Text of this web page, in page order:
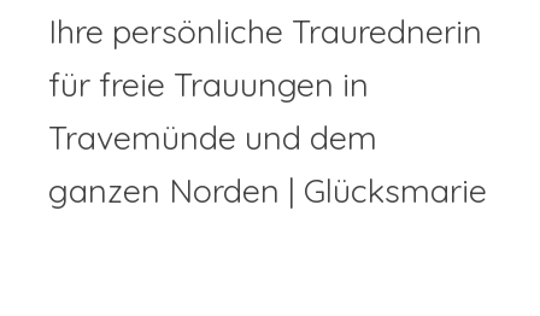
Ihre persönliche Traurednerin
für freie Trauungen in
Travemünde und dem
ganzen Norden | Glücksmarie